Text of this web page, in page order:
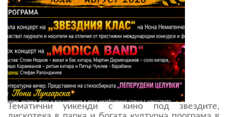
Тематични уикенди с кино под звездите,